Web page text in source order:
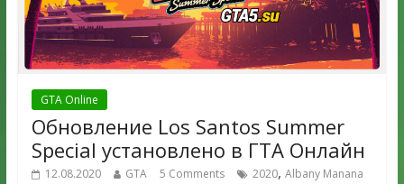
GTA Online
Обновление Los Santos Summer
Special установлено в ГТА Онлайн
12.08.2020 GTA 5 Comments 2020, Albany Manana